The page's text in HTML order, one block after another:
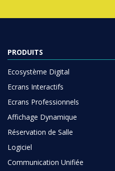
PRODUITS
Ecosystème Digital
Ecrans Interactifs
Ecrans Professionnels
Affichage Dynamique
Réservation de Salle
Logiciel
Communication Unifiée